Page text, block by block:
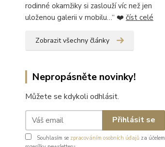
rodinné okamžiky si zaslouží víc než jen
uloženou galerii v mobilu…“ ❤️ číst celé
Zobrazit všechny články
Nepropásněte novinky!
Můžete se kdykoli odhlásit.
Přihlásit se
Souhlasím se zpracováním osobních údajů za účelem